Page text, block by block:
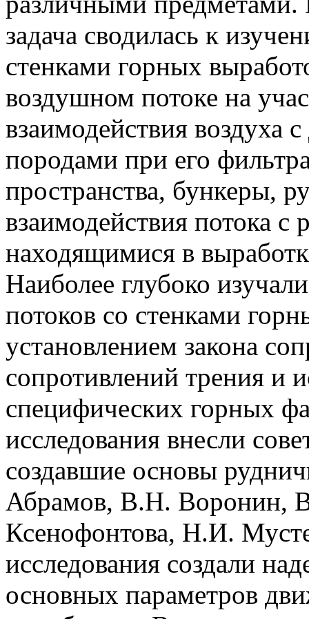
задача сводилась к
стенками горных
воздушном потоке на
взаимодействия воздуха
породами при его
пространства, бункеры,
взаимодействия потока с
находящимися в
Наиболее глубоко
потоков со стенками
установлением закона
сопротивлений трения и
специфических горных
исследования внесли
создавшие основы
Абрамов, B.Н. Воронин,
Ксенофонтова, Н.И.
исследования создали
основных параметров